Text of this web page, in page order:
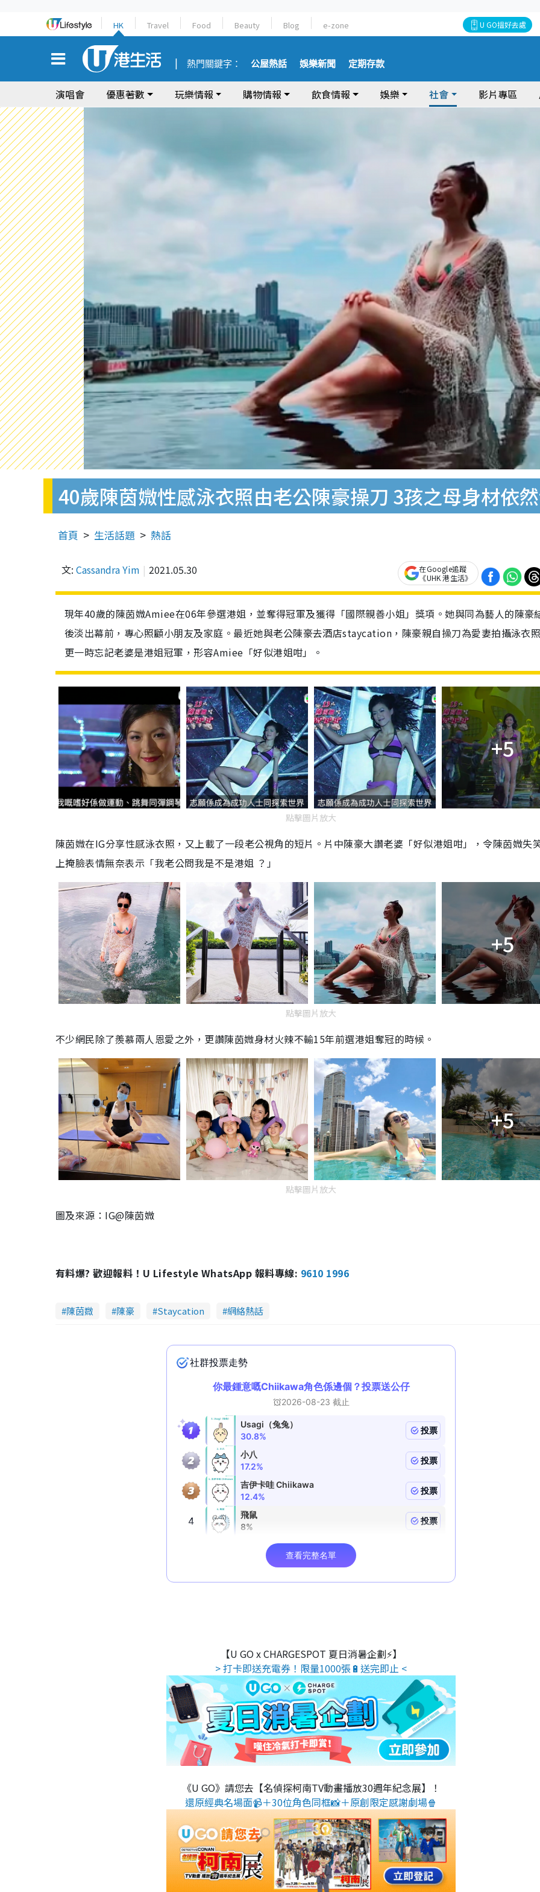
HK Travel Food Beauty Blog e-zone U GO搵好去處
熱門關鍵字： 公屋熱話 娛樂新聞 定期存款
演唱會 優惠著數 玩樂情報 購物情報 飲食情報 娛樂 社會 影片專區
40歲陳茵媺性感泳衣照由老公陳豪操刀 3孩之母身材依
首頁 生活話題 熱話
文: Cassandra Yim 2021.05.30
在Google追蹤
《UHK 港生活》
現年40歲的陳茵媺Amiee在06年參選港姐，並奪得冠軍及獲得「國際親善小姐」獎項。她與同為藝人的陳豪
後淡出幕前，專心照顧小朋友及家庭。最近她與老公陳豪去酒店staycation，陳豪親自操刀為愛妻拍攝泳衣
更一時忘記老婆是港姐冠軍，形容Amiee「好似港姐咁」。
+5
點擊圖片放大
陳茵媺在IG分享性感泳衣照，又上載了一段老公視角的短片。片中陳豪大讚老婆「好似港姐咁」，令陳茵媺失
上掩臉表情無奈表示「我老公問我是不是港姐 ？」
+5
點擊圖片放大
不少網民除了羨慕兩人恩愛之外，更讚陳茵媺身材火辣不輸15年前選港姐奪冠的時候。
+5
點擊圖片放大
圖及來源：IG@陳茵媺
有料爆? 歡迎報料！U Lifestyle WhatsApp 報料專線: 9610 1996
陳茵媺 陳豪 Staycation 網絡熱話
【U GO x CHARGESPOT 夏日消暑企劃⚡】
> 打卡即送充電券！限量1000張🔋送完即止 <
《U GO》請您去【名偵探柯南TV動畫播放30週年紀念展】！
還原經典名場面📹＋30位角色同框📸＋原創限定感謝劇場🍿